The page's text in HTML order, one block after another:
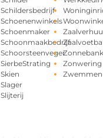
Schildersbedrijf
Schoenenwinkels
Schoenmaker
Schoonmaakbedrijf
Schoorsteenveger
SierbeStrating
Skien
Slager
Slijterij
Zonnebank
Zonwering
Zwemmen